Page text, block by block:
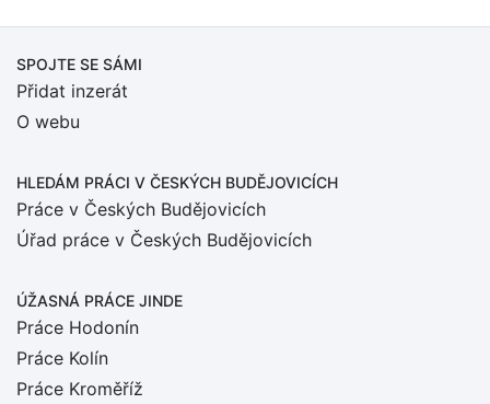
SPOJTE SE SÁMI
Přidat inzerát
O webu
HLEDÁM PRÁCI V ČESKÝCH BUDĚJOVICÍCH
Práce v Českých Budějovicích
Úřad práce v Českých Budějovicích
ÚŽASNÁ PRÁCE JINDE
Práce Hodonín
Práce Kolín
Práce Kroměříž